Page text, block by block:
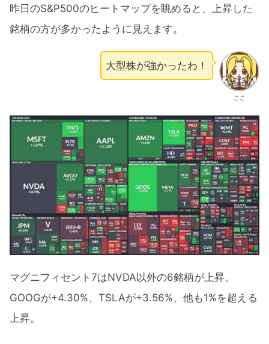
昨日のS&P500のヒートマップを眺めると、上昇した
銘柄の方が多かったように見えます。
ここ
大型株が強かったわ！
マグニフィセント7はNVDA以外の6銘柄が上昇。
GOOGが+4.30%、TSLAが+3.56%、他も1%を超える
上昇。